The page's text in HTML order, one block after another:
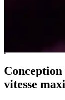
À Francfort, le
CPU de 5,7
vitesse